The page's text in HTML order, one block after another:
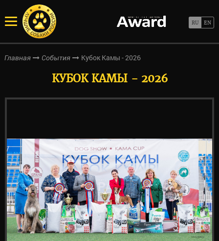
Главная События Кубок Камы - 2026
КУБОК КАМЫ - 2026